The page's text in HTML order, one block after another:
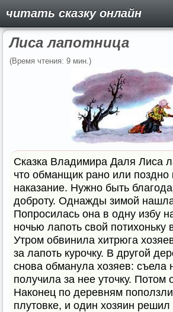
читать сказку онлайн
Лиса лапотница
(Время чтения: 9 мин.)
Сказка Владимира Даля Лиса
что обманщик рано или поздно
наказание. Нужно быть
доброту. Однажды зимой
Попросилась она в одну избу
ночью лапоть свой потихоньку
Утром обвинила хитрюга
за лапоть курочку. В другой
снова обманула хозяев: съела
получила за нее уточку. Потом
Наконец по деревням
плутовке, и один хозяин решил